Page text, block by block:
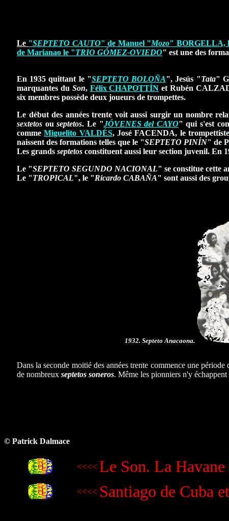
Le "SEPTETO CAUTO"de Manuel "Mozo" BORGELLA,
de Marianao le "TRIO GÓMEZ-OVIEDO" est une des
En 1935 quittant le "SEPTETO BOLOÑA",Jesús "Tata"
marquantes du Son, Félix CHAPOTTÍN etRubén
six membres possède deux joueurs de trompettes.
Le début des années trente voit aussi surgir un nombre
sextetos ouseptetos. Le "JÓVENES del CAYO" qui s'est
commeMiguelito VALDÉS, José FACENDA, le
naissent des formations telles que le "SEPTETO PINÍN" de
Les grands septetos constituent aussi leur section juvenil. En
Le "SEPTETO SEGUNDO NACIONAL" se constitue cette
Le "TROPICAL", le "Ricardo CABAÑA" sont aussi des
1932. Septeto Anacaona.
Dans la seconde moitié des années trente commence une période
de nombreux septetos soneros. Même les pionniers n'y échappent
© Patrick Dalmace
<<<< Le Son. La Havane
<<<< Santiago de Cuba